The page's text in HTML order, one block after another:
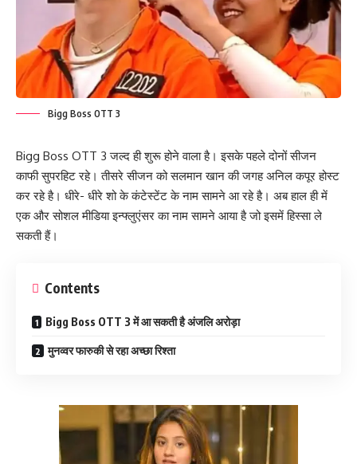
Bigg Boss OTT 3
Bigg Boss OTT 3 जल्द ही शुरू होने वाला है। इसके पहले दोनों सीजन
काफी सुपरहिट रहे। तीसरे सीजन को सलमान खान की जगह अनिल कपूर होस्ट
कर रहे है। धीरे- धीरे शो के कंटेस्टेंट के नाम सामने आ रहे है। अब हाल ही में
एक और सोशल मीडिया इन्फ्लुएंसर का नाम सामने आया है जो इसमें हिस्सा ले
सकती हैं।
Contents
Bigg Boss OTT 3 में आ सकती है अंजलि अरोड़ा
मुनव्वर फारुकी से रहा अच्छा रिश्ता